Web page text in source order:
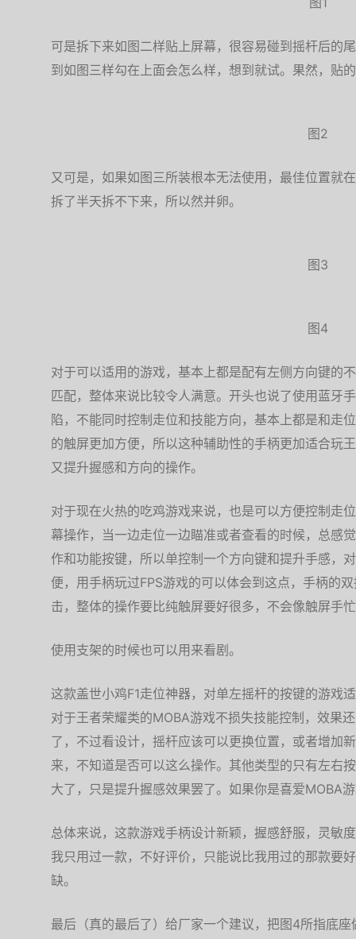
可是拆下来如图二样贴上屏幕，很容易碰到摇杆后的
到如图三样勾在上面会怎么样，想到就试。果然，贴
图2
又可是，如果如图三所装根本无法使用，最佳位置就
拆了半天拆不下来，所以然并卵。
图3
图4
对于可以适用的游戏，基本上都是配有左侧方向键的
匹配，整体来说比较令人满意。开头也说了使用蓝牙
陷，不能同时控制走位和技能方向，基本上都是和走
的触屏更加方便，所以这种辅助性的手柄更加适合玩
又提升握感和方向的操作。
对于现在火热的吃鸡游戏来说，也是可以方便控制走
幕操作，当一边走位一边瞄准或者查看的时候，总感
作和功能按键，所以单控制一个方向键和提升手感，
便，用手柄玩过FPS游戏的可以体会到这点，手柄的
击，整体的操作要比纯触屏要好很多，不会像触屏手
使用支架的时候也可以用来看剧。
这款盖世小鸡F1走位神器，对单左摇杆的按键的游戏
对于王者荣耀类的MOBA游戏不损失技能控制，效果
了，不过看设计，摇杆应该可以更换位置，或者增加
来，不知道是否可以这么操作。其他类型的只有左右
大了，只是提升握感效果罢了。如果你是喜爱MOBA
总体来说，这款游戏手柄设计新颖，握感舒服，灵敏
我只用过一款，不好评价，只能说比我用过的那款要
缺。
最后（真的最后了）给厂家一个建议，把图4所指底